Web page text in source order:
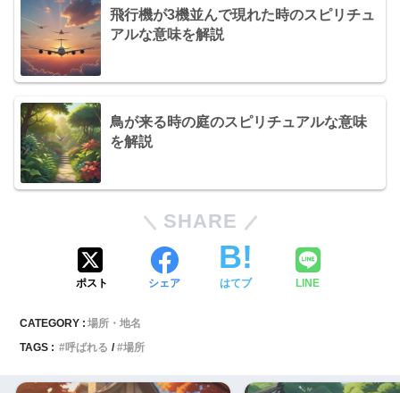
飛行機が3機並んで現れた時のスピリチュ
アルな意味を解説
鳥が来る時の庭のスピリチュアルな意味
を解説
SHARE
ポスト シェア はてブ LINE
CATEGORY : 場所・地名
TAGS :
呼ばれる 場所